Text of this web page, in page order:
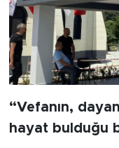
“Vefanın,
hayat bulduğu